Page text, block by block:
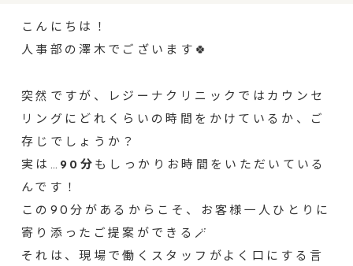
こんにちは！
人事部の澤木でございます🍀
突然ですが、レジーナクリニックではカウンセ
リングにどれくらいの時間をかけているか、ご
存じでしょうか？
実は… 90分 もしっかりお時間をいただいている
んです！
この90分があるからこそ、お客様一人ひとりに
寄り添ったご提案ができる🪄
それは、現場で働くスタッフがよく口にする言